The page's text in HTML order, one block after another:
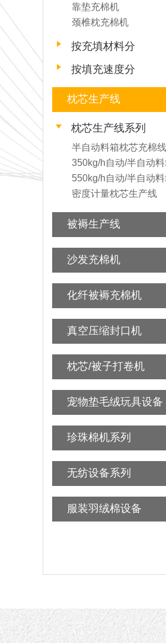
靠垫充棉机
颈椎枕充棉机
按充填材料分
按填充速度分
枕芯生产线
枕芯生产线系列
半自动料箱枕芯充棉线
350kg/h自动/半自动
550kg/h自动/半自动
密度计量枕芯生产线
被褥生产线
沙发充棉机
化纤被褥充棉机
真空压缩封口机
枕芯/被子打卷机
宠物垫毛绒玩具设备
珍珠棉机系列
无纺设备系列
服装羽绒棉设备